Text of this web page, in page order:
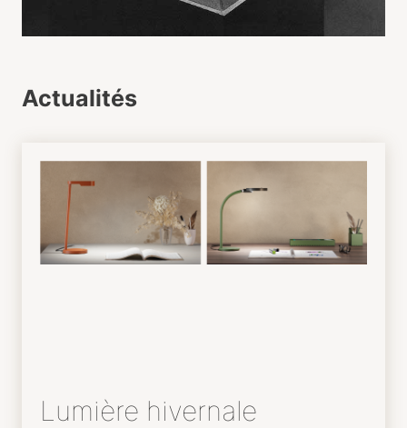
Actualités
Lumière hivernale